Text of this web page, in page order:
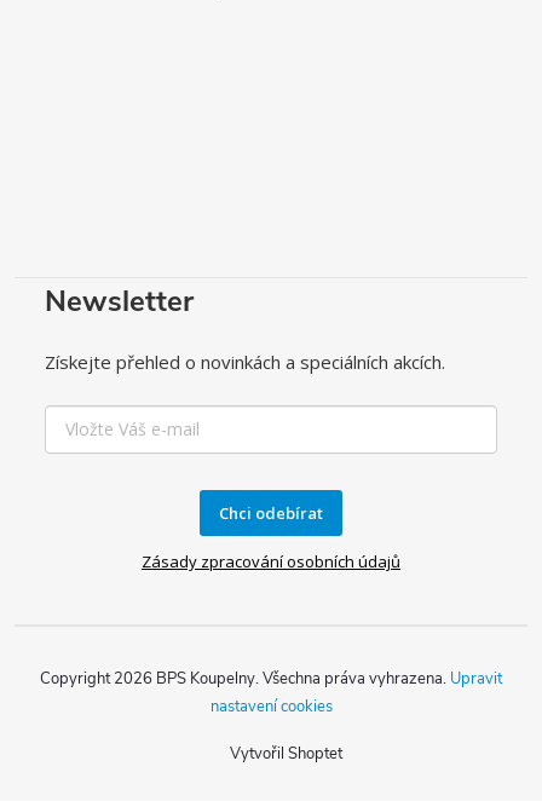
Newsletter
Získejte přehled o novinkách a speciálních akcích.
Chci odebírat
Zásady zpracování osobních údajů
Vytvořil Shoptet
Copyright 2026 BPS Koupelny. Všechna práva vyhrazena. Upravit
nastavení cookies